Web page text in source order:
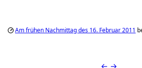
Am frühen Nachmittag des 16. Februar 2011